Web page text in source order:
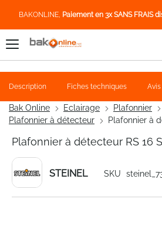
BAKONLINE, Paiement en 3x SANS FRAIS
Bak Online Eclairage
Plafonnier
Plafonnier à détecteur
Plafonnier à
Plafonnier à détecteur RS 16
STEINEL SKU
Description Fiches techniques Avis